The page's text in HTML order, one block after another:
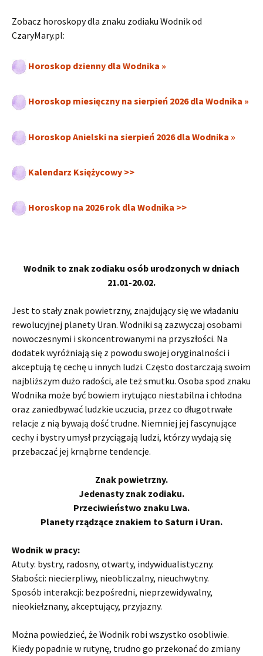
Zobacz horoskopy dla znaku zodiaku Wodnik od
CzaryMary.pl:
Horoskop dzienny dla Wodnika »
Horoskop miesięczny na sierpień 2026 dla Wodnika »
Horoskop Anielski na sierpień 2026 dla Wodnika »
Kalendarz Księżycowy >>
Horoskop na 2026 rok dla Wodnika >>
Wodnik to znak zodiaku osób urodzonych w dniach
21.01-20.02.
Jest to stały znak powietrzny, znajdujący się we władaniu
rewolucyjnej planety Uran. Wodniki są zazwyczaj osobami
nowoczesnymi i skoncentrowanymi na przyszłości. Na
dodatek wyróżniają się z powodu swojej oryginalności i
akceptują tę cechę u innych ludzi. Często dostarczają swoim
najbliższym dużo radości, ale też smutku. Osoba spod znaku
Wodnika może być bowiem irytująco niestabilna i chłodna
oraz zaniedbywać ludzkie uczucia, przez co długotrwałe
relacje z nią bywają dość trudne. Niemniej jej fascynujące
cechy i bystry umysł przyciągają ludzi, którzy wydają się
przebaczać jej krnąbrne tendencje.
Znak powietrzny.
Jedenasty znak zodiaku.
Przeciwieństwo znaku Lwa.
Planety rządzące znakiem to Saturn i Uran.
Wodnik w pracy:
Atuty: bystry, radosny, otwarty, indywidualistyczny.
Słabości: niecierpliwy, nieobliczalny, nieuchwytny.
Sposób interakcji: bezpośredni, nieprzewidywalny,
nieokiełznany, akceptujący, przyjazny.
Można powiedzieć, że Wodnik robi wszystko osobliwie.
Kiedy popadnie w rutynę, trudno go przekonać do zmiany